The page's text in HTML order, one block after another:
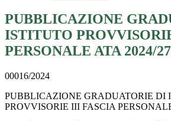
PUBBLICAZIONE
ISTITUTO
PERSONALE ATA 2024/27
00016/2024
PUBBLICAZIONE GRADUATORIE DI
PROVVISORIE III FASCIA